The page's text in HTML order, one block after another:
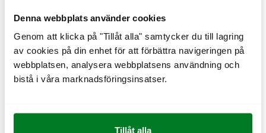
Denna webbplats använder cookies
Genom att klicka på "Tillåt alla" samtycker du till lagring
av cookies på din enhet för att förbättra navigeringen på
webbplatsen, analysera webbplatsens användning och
bistå i våra marknadsföringsinsatser.
Tillåt alla
Konserterna är helt gratis att besöka, och för fans
som inte har möjlighet att se sina Idoler live, kommer
alla tre konserter både live-streamas och visas i
efterhand på MAX Facebook, Youtube och egna
Syftet med MAX Sessions är att genom konserter som